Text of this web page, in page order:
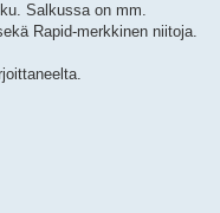
Salkussa on mm.
Rapid-merkkinen niitoja.